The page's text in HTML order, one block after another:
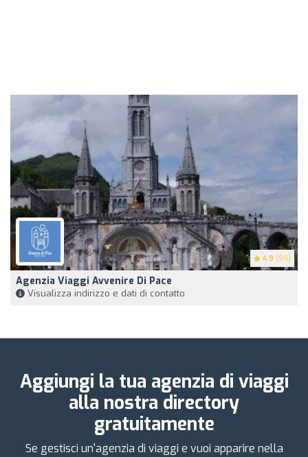
4.9 (99)
Agenzia Viaggi Avvenire Di Pace
Visualizza indirizzo e dati di contatto
Aggiungi la tua agenzia di viaggi
alla nostra directory
gratuitamente
Se gestisci un'agenzia di viaggi e vuoi apparire nella